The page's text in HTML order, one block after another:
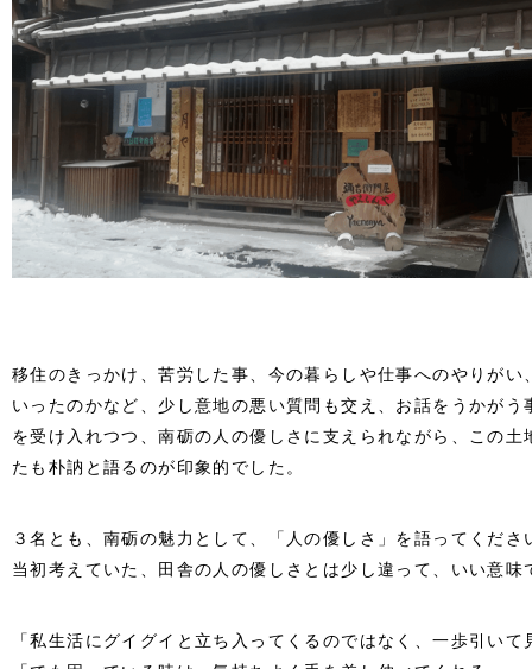
移住のきっかけ、苦労した事、今の暮らしや仕事へのやりが
いったのかなど、少し意地の悪い質問も交え、お話をうかが
を受け入れつつ、南砺の人の優しさに支えられながら、この
たも朴訥と語るのが印象的でした。
３名とも、南砺の魅力として、「人の優しさ」を語ってくだ
当初考えていた、田舎の人の優しさとは少し違って、いい意味
「私生活にグイグイと立ち入ってくるのではなく、一歩引い